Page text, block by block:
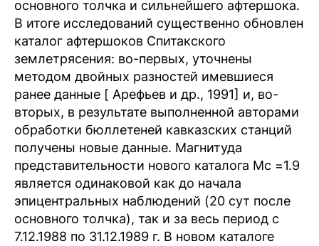
основного толчка и сильнейшего афтершока.
В итоге исследований существенно обновлен
каталог афтершоков Спитакского
землетрясения: во-первых, уточнены
методом двойных разностей имевшиеся
ранее данные [ Арефьев и др., 1991] и, во-
вторых, в результате выполненной авторами
обработки бюллетеней кавказских станций
получены новые данные. Магнитуда
представительности нового каталога Mc =1.9
является одинаковой как до начала
эпицентральных наблюдений (20 сут после
основного толчка), так и за весь период с
7.12.1988 по 31.12.1989 г. В новом каталоге